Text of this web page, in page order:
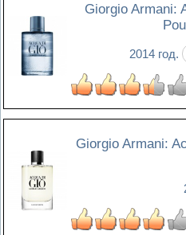
Giorgio Armani:
2014 год.
Giorgio Armani: